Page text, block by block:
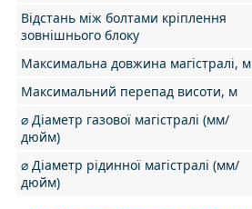
Відстань між болтами кріплення
зовнішнього блоку
Максимальна довжина магістралі, м
Максимальний перепад висоти, м
⌀ Діаметр газової магістралі (мм/
дюйм)
⌀ Діаметр рідинної магістралі (мм/
дюйм)